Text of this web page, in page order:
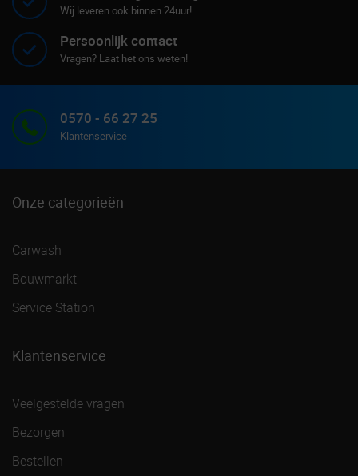
Wij leveren ook binnen 24uur!
Persoonlijk contact
Vragen? Laat het ons weten!
0570 - 66 27 25
Klantenservice
Onze categorieën
Carwash
Bouwmarkt
Service Station
Klantenservice
Veelgestelde vragen
Bezorgen
Bestellen